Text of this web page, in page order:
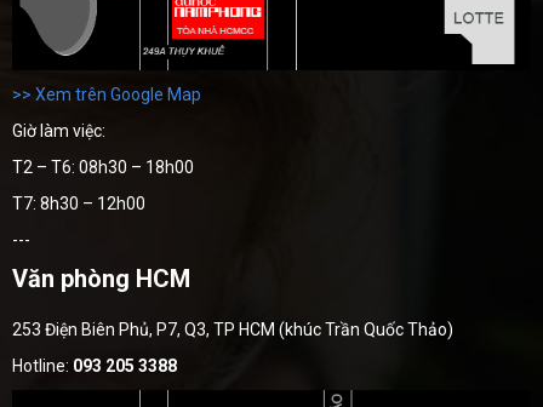
>> Xem trên Google Map
Giờ làm việc:
T2 – T6: 08h30 – 18h00
T7: 8h30 – 12h00
---
Văn phòng HCM
253 Điện Biên Phủ, P7, Q3, TP HCM (khúc Trần Quốc Thảo)
Hotline: 093 205 3388